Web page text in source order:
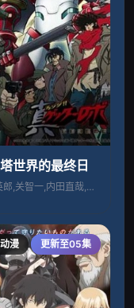
世界的最终日
石川英郎,关智一,内田直哉,辻亲八,饭塚
漫 更新至05集